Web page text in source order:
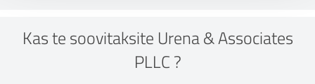
Kas te soovitaksite Urena & Associates
PLLC ?